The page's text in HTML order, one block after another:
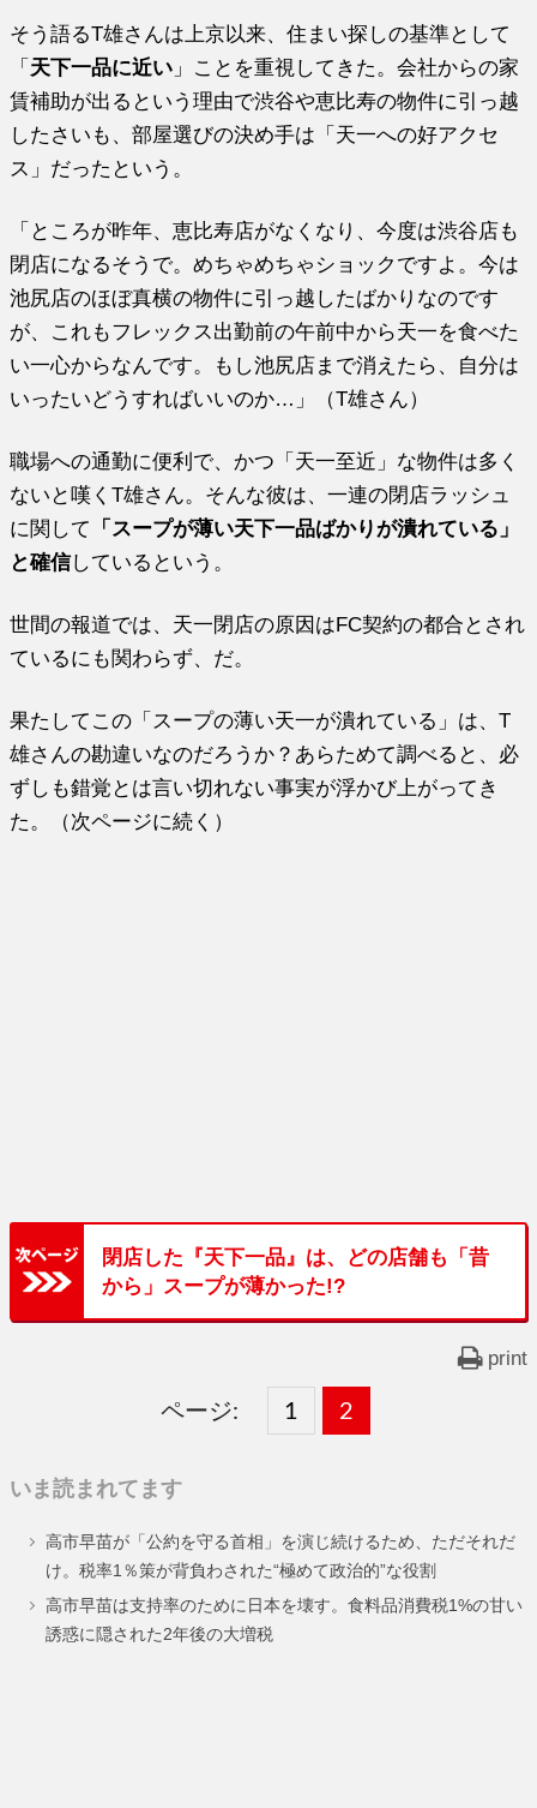
そう語るT雄さんは上京以来、住まい探しの基準として
「 天下一品に近い 」ことを重視してきた。会社からの家
賃補助が出るという理由で渋谷や恵比寿の物件に引っ越
したさいも、部屋選びの決め手は「天一への好アクセ
ス」だったという。
「ところが昨年、恵比寿店がなくなり、今度は渋谷店も
閉店になるそうで。めちゃめちゃショックですよ。今は
池尻店のほぼ真横の物件に引っ越したばかりなのです
が、これもフレックス出勤前の午前中から天一を食べた
い一心からなんです。もし池尻店まで消えたら、自分は
いったいどうすればいいのか…」（T雄さん）
職場への通勤に便利で、かつ「天一至近」な物件は多く
ないと嘆くT雄さん。そんな彼は、一連の閉店ラッシュ
に関して
「スープが薄い天下一品ばかりが潰れている」
と確信しているという。
世間の報道では、天一閉店の原因はFC契約の都合とされ
ているにも関わらず、だ。
果たしてこの「スープの薄い天一が潰れている」は、T
雄さんの勘違いなのだろうか？あらためて調べると、必
ずしも錯覚とは言い切れない事実が浮かび上がってき
た。（次ページに続く）
閉店した『天下一品』は、どの店舗も「昔
から」スープが薄かった!?
print
ページ:
固
ー
ジ
1 ,
固
ー
ジ
2
いま読まれてます
高市早苗が「公約を守る首相」を演じ続けるため、ただそれだ
け。税率1％策が背負わされた“極めて政治的”な役割
高市早苗は支持率のために日本を壊す。食料品消費税1%の甘い
誘惑に隠された2年後の大増税